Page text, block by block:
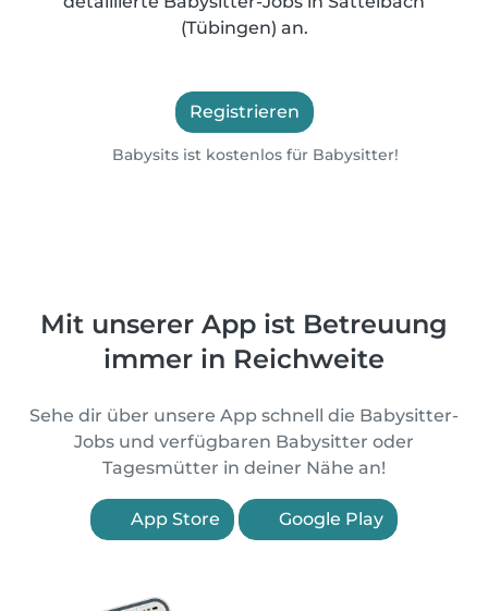
(Tübingen) an.
Registrieren
Babysits ist kostenlos für Babysitter!
Mit unserer App ist Betreuung
immer in Reichweite
Sehe dir über unsere App schnell die Babysitter-
Jobs und verfügbaren Babysitter oder
Tagesmütter in deiner Nähe an!
App Store Google Play